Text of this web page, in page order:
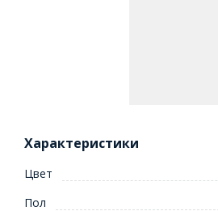
Характеристики
Цвет
Пол